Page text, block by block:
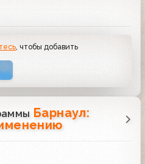
, чтобы добавить
Барнаул: